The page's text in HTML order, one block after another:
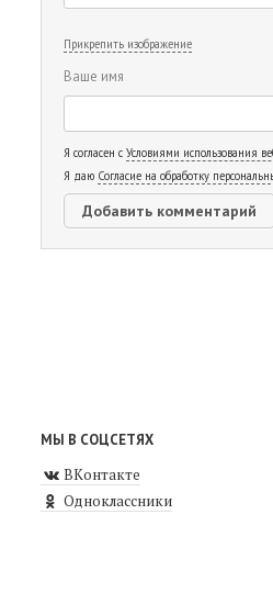
Прикрепить изображение
Ваше имя
Я согласен с Условиями использования
Я даю Согласие на обработку
МЫ В СОЦСЕТЯХ
ВКонтакте
Одноклассники